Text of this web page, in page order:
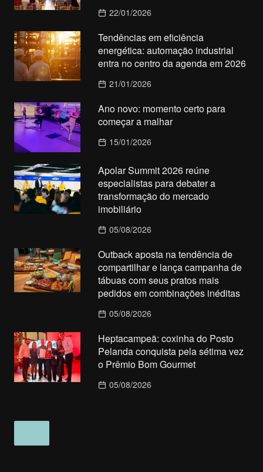
22/01/2026
Tendências em eficiência
energética: automação industrial
entra no centro da agenda em 2026
21/01/2026
Ano novo: momento certo para
começar a malhar
15/01/2026
Apolar Summit 2026 reúne
especialistas para debater a
transformação do mercado
imobiliário
05/08/2026
Outback aposta na tendência de
compartilhar e lança campanha de
tábuas com seus pratos mais
pedidos em combinações inéditas
05/08/2026
Heptacampeã: coxinha do Posto
Pelanda conquista pela sétima vez
o Prêmio Bom Gourmet
05/08/2026